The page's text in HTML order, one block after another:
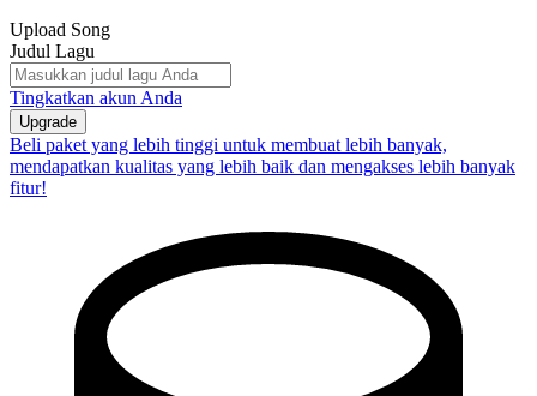
Upload Song
Judul Lagu
Tingkatkan akun Anda
Upgrade
Beli paket yang lebih tinggi untuk membuat lebih banyak,
mendapatkan kualitas yang lebih baik dan mengakses lebih banyak
fitur!